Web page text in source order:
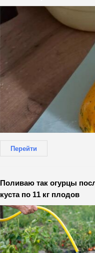
Перейти
Поливаю так огурцы
куста по 11 кг плодов